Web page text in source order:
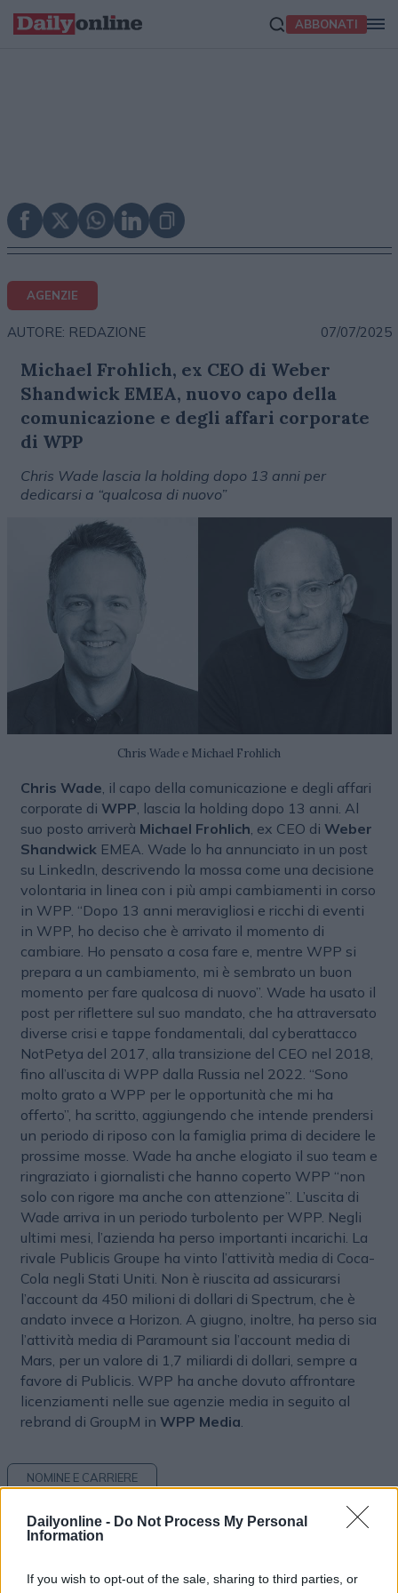
Dailyonline - Do Not Process My Personal
Information
If you wish to opt-out of the sale, sharing to third parties, or
ABBONATI
AGENZIE
AUTORE: REDAZIONE 07/07/2025
Michael Frohlich, ex CEO di Weber
Shandwick EMEA, nuovo capo della
comunicazione e degli affari corporate
di WPP
Chris Wade lascia la holding dopo 13 anni per
dedicarsi a “qualcosa di nuovo”
Chris Wade e Michael Frohlich
Chris Wade , il capo della comunicazione e degli affari
corporate di WPP , lascia la holding dopo 13 anni. Al
suo posto arriverà Michael Frohlich , ex CEO di Weber
Shandwick EMEA. Wade lo ha annunciato in un post
su LinkedIn, descrivendo la mossa come una decisione
volontaria in linea con i più ampi cambiamenti in corso
in WPP. “Dopo 13 anni meravigliosi e ricchi di eventi
in WPP, ho deciso che è arrivato il momento di
cambiare. Ho pensato a cosa fare e, mentre WPP si
prepara a un cambiamento, mi è sembrato un buon
momento per fare qualcosa di nuovo”. Wade ha usato il
post per riflettere sul suo mandato, che ha attraversato
diverse crisi e tappe fondamentali, dal cyberattacco
NotPetya del 2017, alla transizione del CEO nel 2018,
fino all’uscita di WPP dalla Russia nel 2022. “Sono
molto grato a WPP per le opportunità che mi ha
offerto”, ha scritto, aggiungendo che intende prendersi
un periodo di riposo con la famiglia prima di decidere le
prossime mosse. Wade ha anche elogiato il suo team e
ringraziato i giornalisti che hanno coperto WPP “non
solo con rigore ma anche con attenzione”. L’uscita di
Wade arriva in un periodo turbolento per WPP. Negli
ultimi mesi, l’azienda ha perso importanti incarichi. La
rivale Publicis Groupe ha vinto l’attività media di Coca-
Cola negli Stati Uniti. Non è riuscita ad assicurarsi
l’account da 450 milioni di dollari di Spectrum, che è
andato invece a Horizon. A giugno, inoltre, ha perso sia
l’attività media di Paramount sia l’account media di
Mars, per un valore di 1,7 miliardi di dollari, sempre a
favore di Publicis. WPP ha anche dovuto affrontare
licenziamenti nelle sue agenzie media in seguito al
rebrand di GroupM in WPP Media
NOMINE E CARRIERE